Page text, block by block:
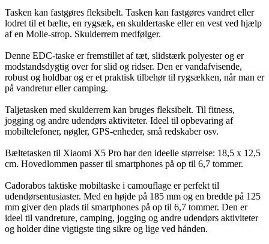
Tasken kan fastgøres fleksibelt. Tasken kan fastgøres vandret eller
lodret til et bælte, en rygsæk, en skuldertaske eller en vest ved hjælp
af en Molle-strop. Skulderrem medfølger.
Denne EDC-taske er fremstillet af tæt, slidstærk polyester og er
modstandsdygtig over for slid og ridser. Den er vandafvisende,
robust og holdbar og er et praktisk tilbehør til rygsækken, når man er
på vandretur eller camping.
Taljetasken med skulderrem kan bruges fleksibelt. Til fitness,
jogging og andre udendørs aktiviteter. Ideel til opbevaring af
mobiltelefoner, nøgler, GPS-enheder, små redskaber osv.
Bæltetasken til Xiaomi X5 Pro har den ideelle størrelse: 18,5 x 12,5
cm. Hovedlommen passer til smartphones på op til 6,7 tommer.
Cadorabos taktiske mobiltaske i camouflage er perfekt til
udendørsentusiaster. Med en højde på 185 mm og en bredde på 125
mm giver den plads til smartphones på op til 6,7 tommer. Den er
ideel til vandreture, camping, jogging og andre udendørs aktiviteter
og holder dine vigtigste ting sikre og lige ved hånden.